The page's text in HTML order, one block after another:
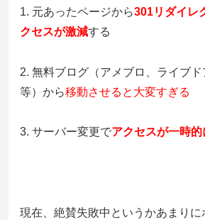
1. 元あったページから301リダイレ
クセスが激減する
2. 無料ブログ（アメブロ、ライブ
等）から移動させると大変すぎる
3. サーバー変更でアクセスが一時
現在、絶賛失敗中というかあまり